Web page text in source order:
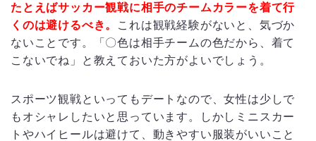
たとえばサッカー観戦に相手のチームカラーを着て行
くのは避けるべき。
これは観戦経験がないと、気づか
ないことです。「〇色は相手チームの色だから、着て
こないでね」と教えておいた方がよいでしょう。
スポーツ観戦といってもデートなので、女性は少しで
もオシャレしたいと思っています。しかしミニスカー
トやハイヒールは避けて、動きやすい服装がいいこと